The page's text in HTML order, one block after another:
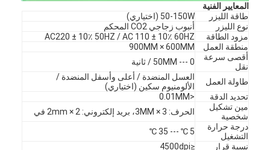
أشرطة فيديو
معلومات عنا
جولة في المعمل
مراقبة الجودة
اتصل بنا
أخبار
المعايير الفنية
طاقة الليزر
50-150W (اختياري)
نوع الليزر
أنبوب زجاجي CO2 المحكم
مزود الطاقة
AC220 ± 10٪ 50HZ / AC 110 ± 10٪ 60HZ
منطقة العمل
900MM × 600MM
أقصى سرعة
نقل
0 --- 50MM / ثانية
طاولة العمل
العسل المنضدة / أعلى وأسفل المنضدة /
الألومنيوم سكين (اختياري)
تحديد الدقة
<0.01MM
مين تشكيل
شخصية
الحرف: 3 × 3MM، بريد إلكتروني: 2 × 2mm في
درجة حرارة
التشغيل
5 ℃ --- 35 ℃
نسبة قرار
≤4500dpi